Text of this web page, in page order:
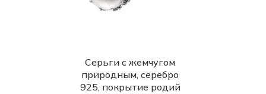
Серьги с жемчугом
природным, серебро
925, покрытие родий